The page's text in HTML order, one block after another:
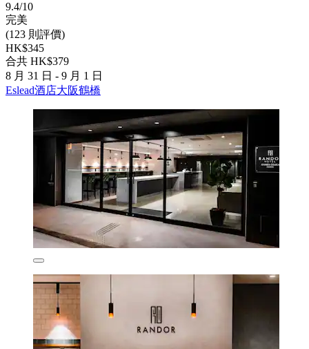
9.4/10
完美
(123 則評價)
HK$345
合共 HK$379
8 月 31 日 - 9 月 1 日
Eslead酒店大阪鶴橋